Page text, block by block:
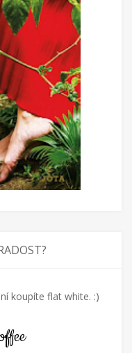
koupíte flat white. :)